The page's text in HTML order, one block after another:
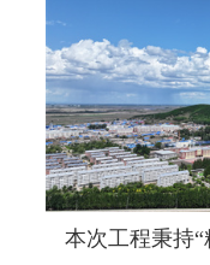
本次工程秉持